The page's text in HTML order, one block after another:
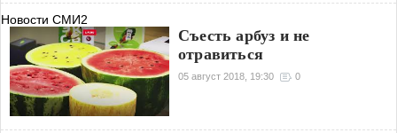
Новости СМИ2
Съесть арбуз и не
отравиться
05 август 2018, 19:30 0